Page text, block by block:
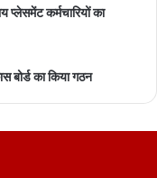
प्लेसमेंट कर्मचारियों का
बोर्ड का किया गठन